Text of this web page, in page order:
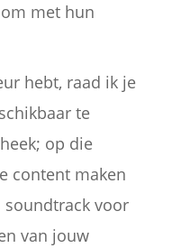
met hun
hebt, raad ik je
te
op die
content maken
voor
van jouw